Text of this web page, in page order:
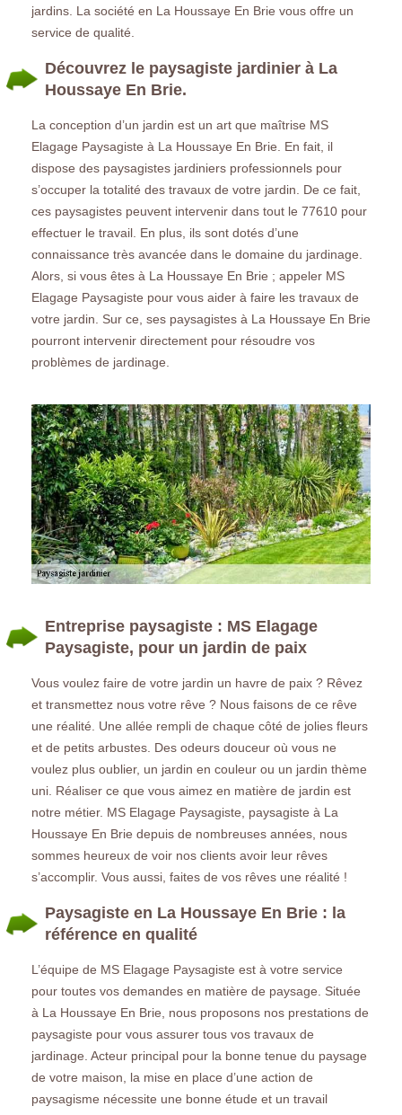
jardins. La société en La Houssaye En Brie vous offre un
service de qualité.
Découvrez le paysagiste jardinier à La
Houssaye En Brie.
La conception d’un jardin est un art que maîtrise MS
Elagage Paysagiste à La Houssaye En Brie. En fait, il
dispose des paysagistes jardiniers professionnels pour
s’occuper la totalité des travaux de votre jardin. De ce fait,
ces paysagistes peuvent intervenir dans tout le 77610 pour
effectuer le travail. En plus, ils sont dotés d’une
connaissance très avancée dans le domaine du jardinage.
Alors, si vous êtes à La Houssaye En Brie ; appeler MS
Elagage Paysagiste pour vous aider à faire les travaux de
votre jardin. Sur ce, ses paysagistes à La Houssaye En Brie
pourront intervenir directement pour résoudre vos
problèmes de jardinage.
Entreprise paysagiste : MS Elagage
Paysagiste, pour un jardin de paix
Vous voulez faire de votre jardin un havre de paix ? Rêvez
et transmettez nous votre rêve ? Nous faisons de ce rêve
une réalité. Une allée rempli de chaque côté de jolies fleurs
et de petits arbustes. Des odeurs douceur où vous ne
voulez plus oublier, un jardin en couleur ou un jardin thème
uni. Réaliser ce que vous aimez en matière de jardin est
notre métier. MS Elagage Paysagiste, paysagiste à La
Houssaye En Brie depuis de nombreuses années, nous
sommes heureux de voir nos clients avoir leur rêves
s’accomplir. Vous aussi, faites de vos rêves une réalité !
Paysagiste en La Houssaye En Brie : la
référence en qualité
L’équipe de MS Elagage Paysagiste est à votre service
pour toutes vos demandes en matière de paysage. Située
à La Houssaye En Brie, nous proposons nos prestations de
paysagiste pour vous assurer tous vos travaux de
jardinage. Acteur principal pour la bonne tenue du paysage
de votre maison, la mise en place d’une action de
paysagisme nécessite une bonne étude et un travail